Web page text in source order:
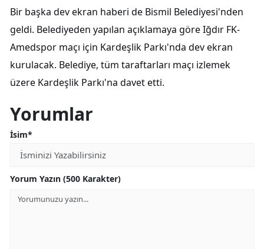
Bir başka dev ekran haberi de Bismil Belediyesi'nden
geldi. Belediyeden yapılan açıklamaya göre Iğdır FK-
Amedspor maçı için Kardeşlik Parkı'nda dev ekran
kurulacak. Belediye, tüm taraftarları maçı izlemek
üzere Kardeşlik Parkı'na davet etti.
Yorumlar
İsim*
Yorum Yazın (500 Karakter)